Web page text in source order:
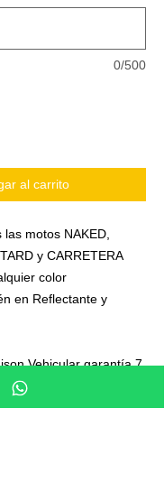
0/500
al carrito
motos NAKED,
y CARRETERA
color
en Reflectante y
Vehicular garantía 7
se adjuntan unas